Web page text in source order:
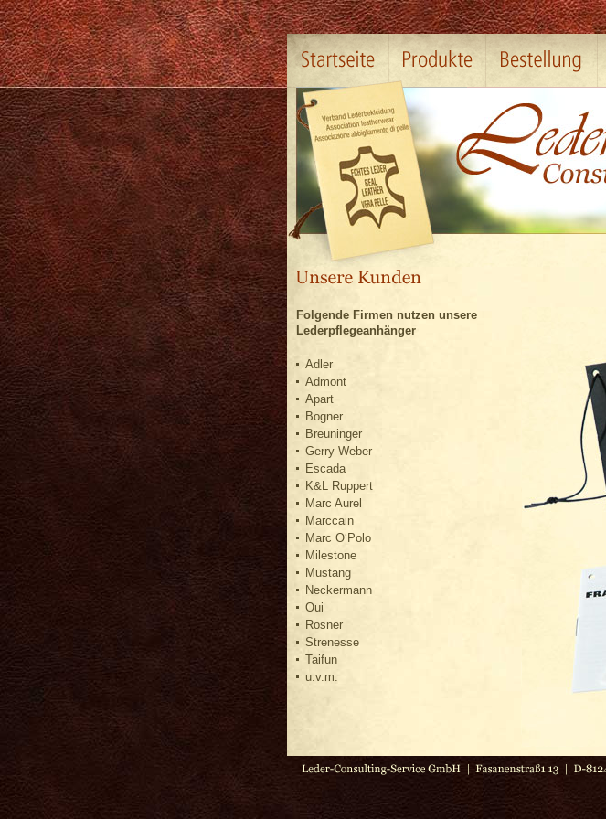
Folgende Firmen nutzen unsere
Lederpflegeanhänger
Adler
Admont
Apart
Bogner
Breuninger
Gerry Weber
Escada
K&L Ruppert
Marc Aurel
Marccain
Marc O‘Polo
Milestone
Mustang
Neckermann
Oui
Rosner
Strenesse
Taifun
u.v.m.